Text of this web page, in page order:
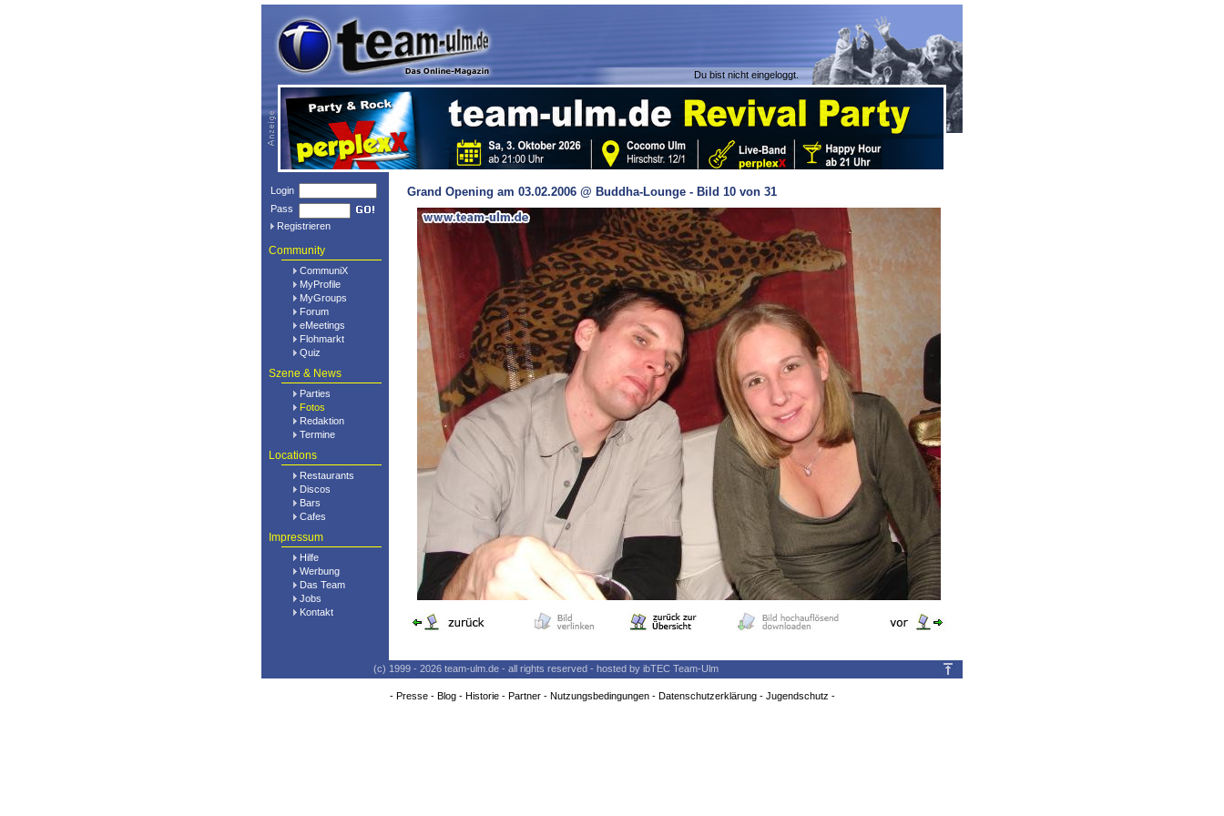
Du bist nicht eingeloggt.
Login
Pass
Registrieren
Community
CommuniX
MyProfile
MyGroups
Forum
eMeetings
Flohmarkt
Quiz
Szene & News
Parties
Fotos
Redaktion
Termine
Locations
Restaurants
Discos
Bars
Cafes
Impressum
Hilfe
Werbung
Das Team
Jobs
Kontakt
Grand Opening am 03.02.2006 @ Buddha-Lounge - Bild 10 von 31
(c) 1999 - 2026 team-ulm.de - all rights reserved - hosted by ibTEC Team-Ulm
- Presse- Blog- Historie- Partner- Nutzungsbedingungen- Datenschutzerklärung- Jugendschutz -